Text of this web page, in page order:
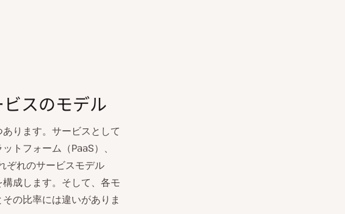
スのモデル
ります。サービスとして
トフォーム（PaaS）、
ぞれのサービスモデル
成します。そして、各モ
の比率には違いがありま